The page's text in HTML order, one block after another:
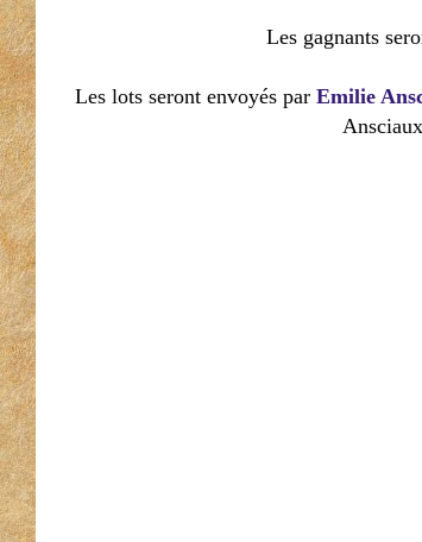
Les gagnants
Les lots seront envoyés parEmilie